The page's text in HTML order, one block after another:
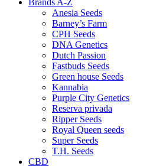
Anesia Seeds
Barney’s Farm
CPH Seeds
DNA Genetics
Dutch Passion
Fastbuds Seeds
Green house Seeds
Kannabia
Purple City Genetics
Reserva privada
Ripper Seeds
Royal Queen seeds
Super Seeds
T.H. Seeds
CBD